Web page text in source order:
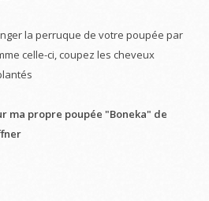
la perruque de votre poupée par
celle-ci, coupez les cheveux
ma propre poupée "Boneka" de